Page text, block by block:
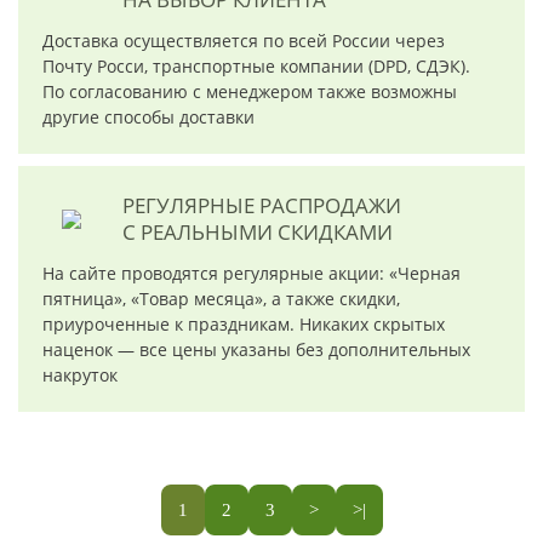
Доставка осуществляется по всей России через
Почту Росси, транспортные компании (DPD, СДЭК).
По согласованию с менеджером также возможны
другие способы доставки
РЕГУЛЯРНЫЕ РАСПРОДАЖИ
С РЕАЛЬНЫМИ СКИДКАМИ
На сайте проводятся регулярные акции: «Черная
пятница», «Товар месяца», а также скидки,
приуроченные к праздникам. Никаких скрытых
наценок — все цены указаны без дополнительных
накруток
1 2 3 > >|